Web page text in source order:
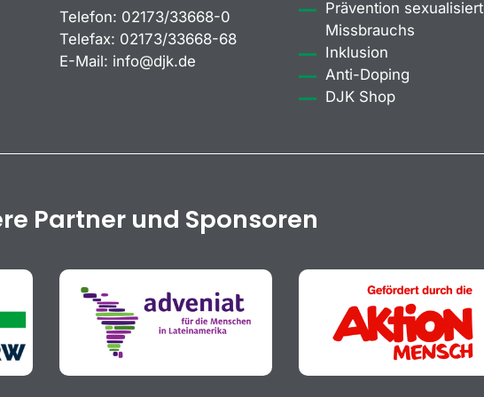
Telefon: 02173/33668-0
Telefax: 02173/33668-68
E-Mail: info@djk.de
Prävention
Missbrauchs
Inklusion
Anti-Doping
DJK Shop
Partner und Sponsoren